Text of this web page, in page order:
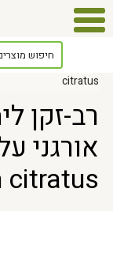
citratus
רב-זקן
אורגני
citratus